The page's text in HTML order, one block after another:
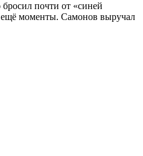
почти от «синей
моменты. Самонов выручал